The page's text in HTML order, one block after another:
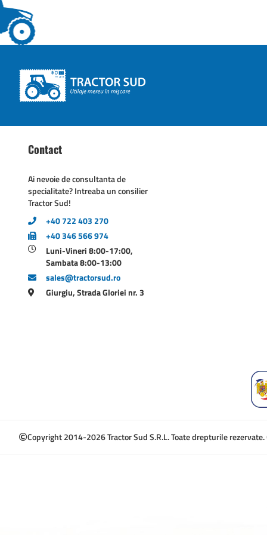
Contact
Ai nevoie de consultanta de
specialitate? Intreaba un consilier
Tractor Sud!
+40 722 403 270
+40 346 566 974
Luni-Vineri 8:00-17:00,
Sambata 8:00-13:00
sales@tractorsud.ro
Giurgiu, Strada Gloriei nr. 3
Copyright 2014-2026 Tractor Sud S.R.L. Toate drepturile